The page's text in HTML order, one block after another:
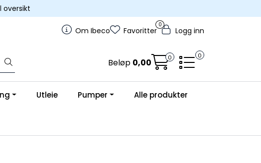
oversikt
Om Ibeco
0
Favoritter Logg inn
Beløp 0,00 0 0
Utleie Pumper Alle produkter